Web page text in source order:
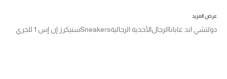
جديد لدينا
عرض المزيد
دولتشي اند غاباناالرجالالأحذية الرجاليةSneakersسنيكرز إن إس 1 للجري